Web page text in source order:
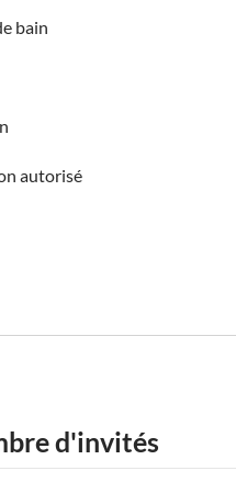
bain
autorisé
d'invités